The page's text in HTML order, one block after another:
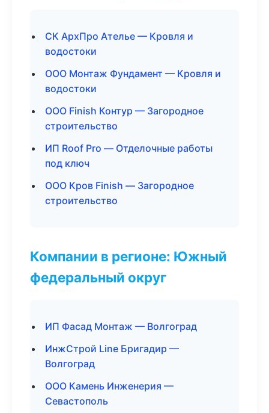
СК АрхПро Ателье — Кровля и
водостоки
ООО Монтаж Фундамент — Кровля и
водостоки
ООО Finish Контур — Загородное
строительство
ИП Roof Pro — Отделочные работы
под ключ
ООО Кров Finish — Загородное
строительство
Компании в регионе: Южный
федеральный округ
ИП Фасад Монтаж — Волгоград
ИнжСтрой Line Бригадир —
Волгоград
ООО Камень Инженерия —
Севастополь